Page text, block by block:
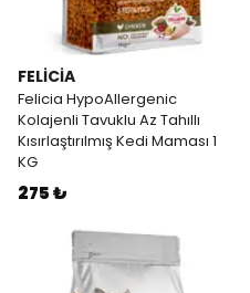
FELİCİA
Felicia HypoAllergenic
Kolajenli Tavuklu Az Tahıllı
Kısırlaştırılmış Kedi Maması 1
KG
275 ₺